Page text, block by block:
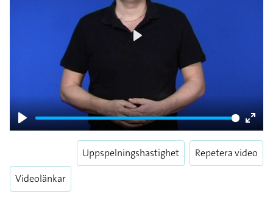
Play
Enter
Videolänkar
Uppspelningshastighet Repetera video